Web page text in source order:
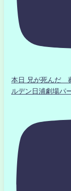
本日 兄が死んだ
ルデン日浦劇場パ